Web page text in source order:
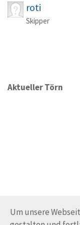
Um unsere
roti
Skipper
Aktueller Törn